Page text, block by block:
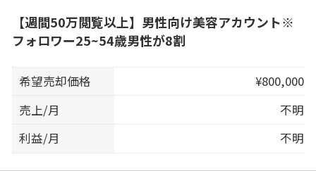
【週間50万閲覧以上】男性向け美容アカウント※
フォロワー25~54歳男性が8割
希望売却価格
¥800,000
売上/月
不明
利益/月
不明